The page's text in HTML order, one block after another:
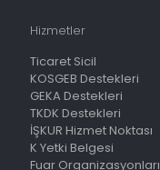
Hizmetler
Ticaret Sicil
KOSGEB Destekleri
GEKA Destekleri
TKDK Destekleri
İŞKUR Hizmet Noktası
K Yetki Belgesi
Fuar Organizasyonları